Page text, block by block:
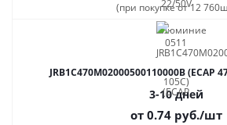
(при покупке от 12
JRB1C470M02000500110000B (ECAP
3-10 дней
от 0.74 руб./шт